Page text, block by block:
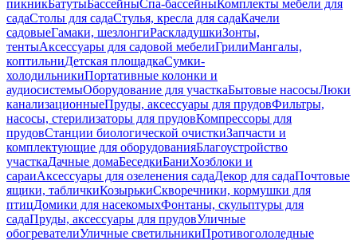
пикникБатутыБассейныСпа-бассейныКомплекты мебели для
садаСтолы для садаСтулья, кресла для садаКачели
садовыеГамаки, шезлонгиРаскладушкиЗонты,
тентыАксессуары для садовой мебелиГрилиМангалы,
коптильниДетская площадкаСумки-
холодильникиПортативные колонки и
аудиосистемыОборудование для участкаБытовые насосыЛюки
канализационныеПруды, аксессуары для прудовФильтры,
насосы, стерилизаторы для прудовКомпрессоры для
прудовСтанции биологической очисткиЗапчасти и
комплектующие для оборудованияБлагоустройство
участкаДачные домаБеседкиБаниХозблоки и
сараиАксессуары для озеленения садаДекор для садаПочтовые
ящики, табличкиКозырькиСкворечники, кормушки для
птицДомики для насекомыхФонтаны, скульптуры для
садаПруды, аксессуары для прудовУличные
обогревателиУличные светильникиПротивогололедные